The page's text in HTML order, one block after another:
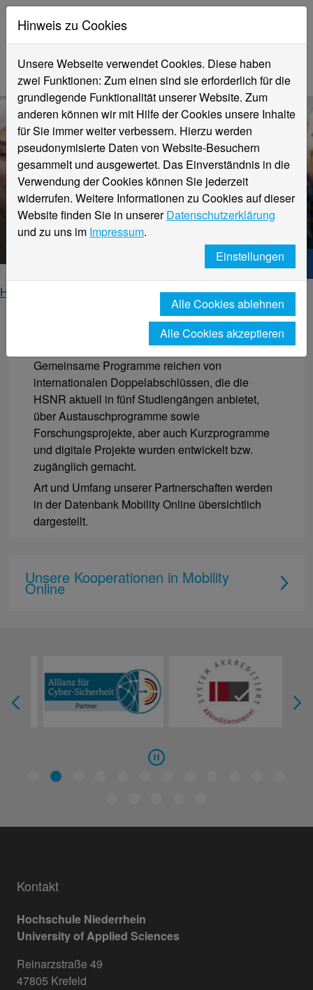
Weltweites Netzwerk
Hochschule Niederrhein. Dein Weg.
Home
Weltweites Netzwerk
Die HSNR kooperiert weltweit mit über 130
Partnerhochschulen in 5 Kontinenten.
Gemeinsame Programme reichen von
internationalen Doppelabschlüssen, die die
HSNR aktuell in fünf Studiengängen anbietet,
über Austauschprogramme sowie
Forschungsprojekte, aber auch Kurzprogramme
und digitale Projekte wurden entwickelt bzw.
zugänglich gemacht.
Art und Umfang unserer Partnerschaften werden
in der Datenbank Mobility Online übersichtlich
dargestellt.
Unsere Kooperationen in Mobility
Online
Kontakt
Hochschule Niederrhein
University of Applied Sciences
Reinarzstraße 49
47805 Krefeld
Hinweis zu Cookies
Unsere Webseite verwendet Cookies. Diese haben
zwei Funktionen: Zum einen sind sie erforderlich für die
grundlegende Funktionalität unserer Website. Zum
anderen können wir mit Hilfe der Cookies unsere Inhalte
für Sie immer weiter verbessern. Hierzu werden
pseudonymisierte Daten von Website-Besuchern
gesammelt und ausgewertet. Das Einverständnis in die
Verwendung der Cookies können Sie jederzeit
widerrufen. Weitere Informationen zu Cookies auf dieser
Website finden Sie in unsererDatenschutzerklärung
und zu uns im Impressum.
Einstellungen
Alle Cookies ablehnen
Alle Cookies akzeptieren